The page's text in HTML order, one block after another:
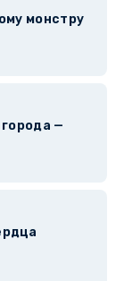
монстру
—